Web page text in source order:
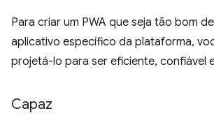
Para criar um PWA que seja tão bom
aplicativo específico da plataforma,
projetá-lo para ser eficiente, confiável
Capaz